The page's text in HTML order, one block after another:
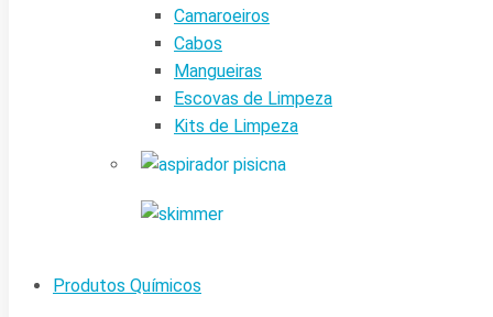
Camaroeiros
Cabos
Mangueiras
Escovas de Limpeza
Kits de Limpeza
Produtos Químicos